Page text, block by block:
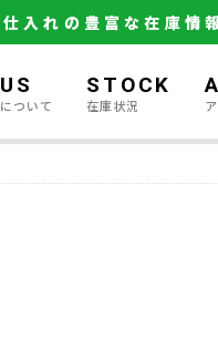
入れの豊富な在庫情
ついて
STOCK
在庫状況